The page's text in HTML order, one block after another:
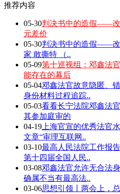
推荐内容
05-30判决书中的造假——
元差价
05-30判决书中的造假——
家 敢撕特 （..
05-09第十巡视组：邓鑫法
能存在的幕后
05-04邓鑫法官故意隐匿、
身份材料过程追踪..
05-03看看长宁法院邓鑫法
其参加庭审的
04-19 上海官宣的优秀法
文章“审理互联网..
03-10最高人民法院工作报
第十四届全国人民..
03-08邓鑫法官允许无合法
确属不当有最高法..
03-06思想引领丨两会上，